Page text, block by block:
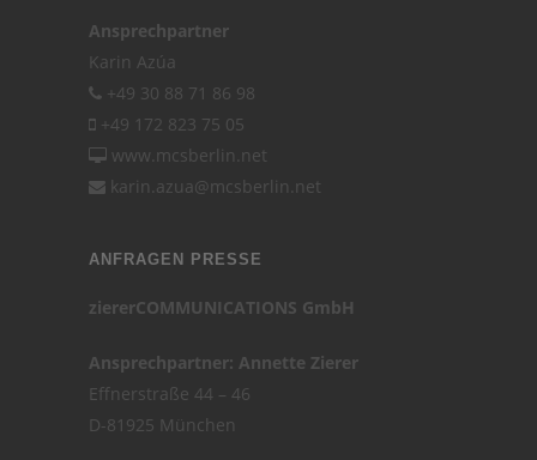
Ansprechpartner
Karin Azúa
+49 30 88 71 86 98
+49 172 823 75 05
www.mcsberlin.net
karin.azua@mcsberlin.net
ANFRAGEN PRESSE
ziererCOMMUNICATIONS GmbH
Ansprechpartner: Annette Zierer
Effnerstraße 44 – 46
D-81925 München